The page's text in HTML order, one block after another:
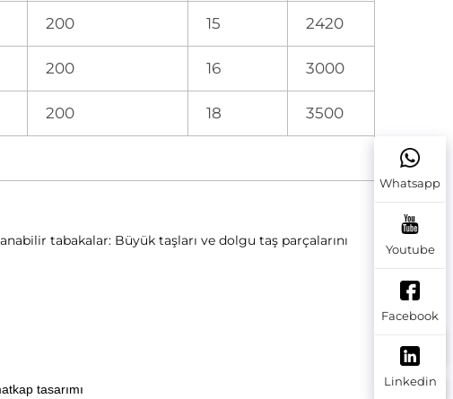
200 15 2420
200 16 3000
200 18 3500
tabakalar: Büyük taşları ve dolgu taş parçalarını
tasarımı
Whatsapp
Youtube
Facebook
Linkedin